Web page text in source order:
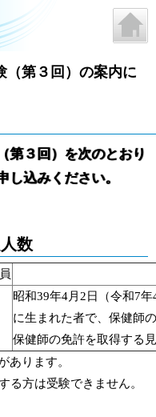
（第３回）の案内に
第３回）を次のとおり
し込みください。
数
昭和39年4月2日（令和7
に生まれた者で、保健師
保健師の免許を取得する
ります。
方は受験できません。